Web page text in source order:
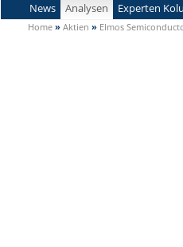
News Analysen Experten
Home » Aktien » Elmos